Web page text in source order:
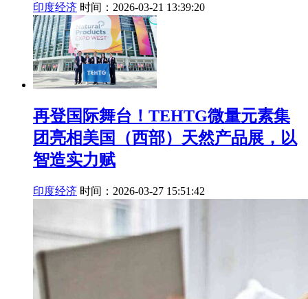
印度经济 时间：2026-03-21 13:39:20
再登国际舞台！TEHTG微量元素集
团亮相美国（西部）天然产品展，以
智造实力赋
印度经济 时间：2026-03-27 15:51:42